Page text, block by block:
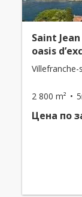
Saint
oasis
2 800 m²
Цена по